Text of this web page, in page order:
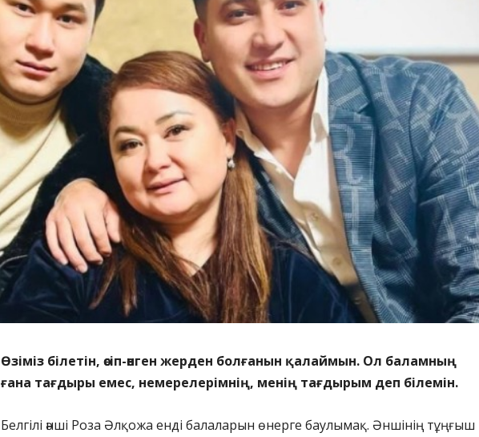
Өзіміз білетін, өсіп-өнген жерден болғанын қалаймын. Ол баламның
ғана тағдыры емес, немерелерімнің, менің тағдырым деп білемін.
Белгілі әнші Роза Әлқожа енді балаларын өнерге баулымақ. Әншінің тұңғыш